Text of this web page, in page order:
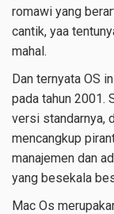
romawi yang
cantik, yaa
mahal.
Dan ternyata OS
pada tahun 2001.
versi standarnya,
mencangkup
manajemen dan
yang besekala
Mac Os